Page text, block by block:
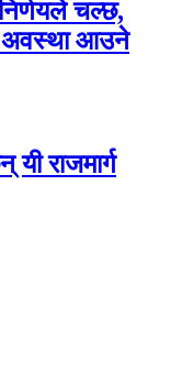
चल्छ,
अवस्था आउने
यी राजमार्ग